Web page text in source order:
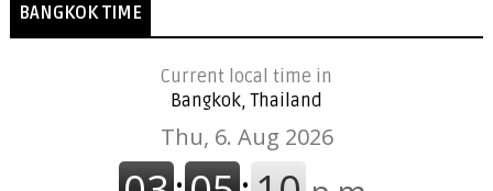
BANGKOK TIME
Current local time in
Bangkok, Thailand